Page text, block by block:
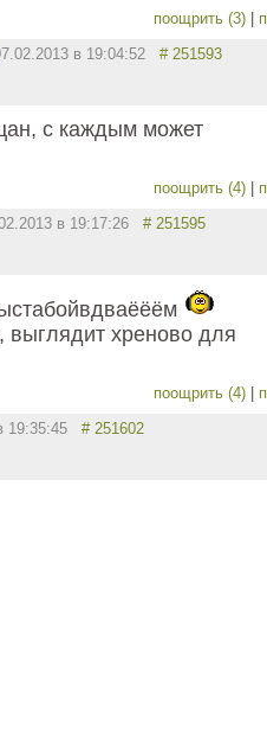
поощрить (3)
в 19:04:52 # 251593
с каждым может
поощрить (4)
в 19:17:26 # 251595
выглядит хреново для
поощрить (4)
19:35:45 # 251602